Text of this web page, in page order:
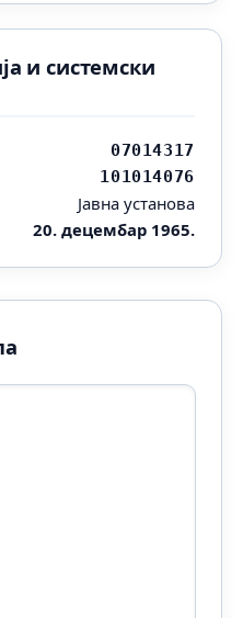
и системски
07014317
101014076
Јавна установа
20. децембар 1965.